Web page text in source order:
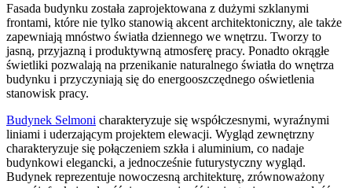
Fasada budynku została zaprojektowana z dużymi szklanymi
frontami, które nie tylko stanowią akcent architektoniczny, ale także
zapewniają mnóstwo światła dziennego we wnętrzu. Tworzy to
jasną, przyjazną i produktywną atmosferę pracy. Ponadto okrągłe
świetliki pozwalają na przenikanie naturalnego światła do wnętrza
budynku i przyczyniają się do energooszczędnego oświetlenia
stanowisk pracy.
Budynek Selmoni charakteryzuje się współczesnymi, wyraźnymi
liniami i uderzającym projektem elewacji. Wygląd zewnętrzny
charakteryzuje się połączeniem szkła i aluminium, co nadaje
budynkowi elegancki, a jednocześnie futurystyczny wygląd.
Budynek reprezentuje nowoczesną architekturę, zrównoważony